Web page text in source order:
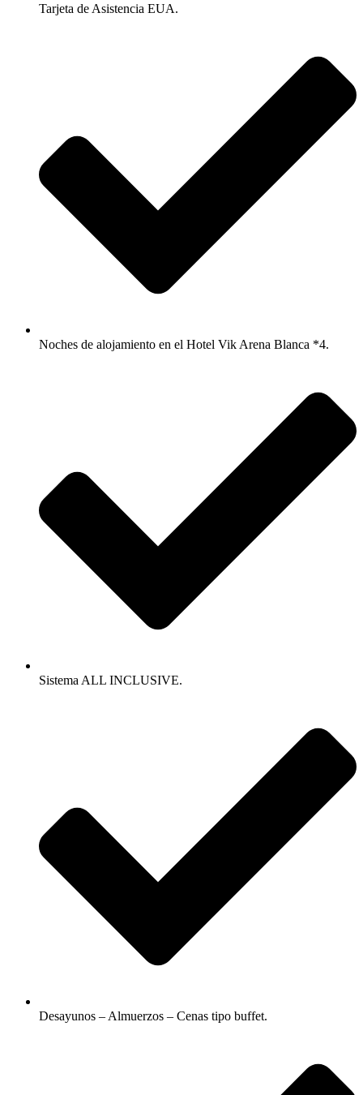
Tarjeta de Asistencia EUA.
Noches de alojamiento en el Hotel Vik Arena Blanca *4.
Sistema ALL INCLUSIVE.
Desayunos – Almuerzos – Cenas tipo buffet.